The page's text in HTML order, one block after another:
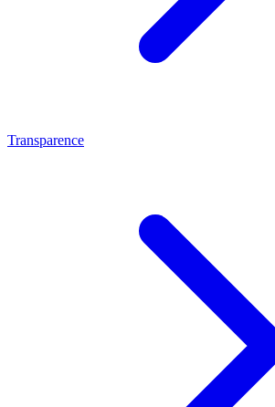
Transparence